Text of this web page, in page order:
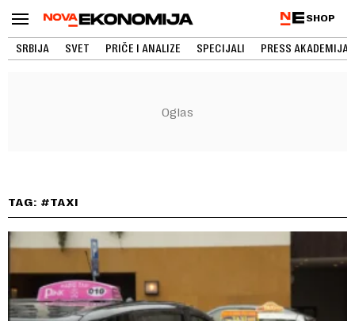
SHOP
SRBIJA SVET PRIČE I ANALIZE SPECIJALI PRESS AKADEMIJA
TAG: #TAXI